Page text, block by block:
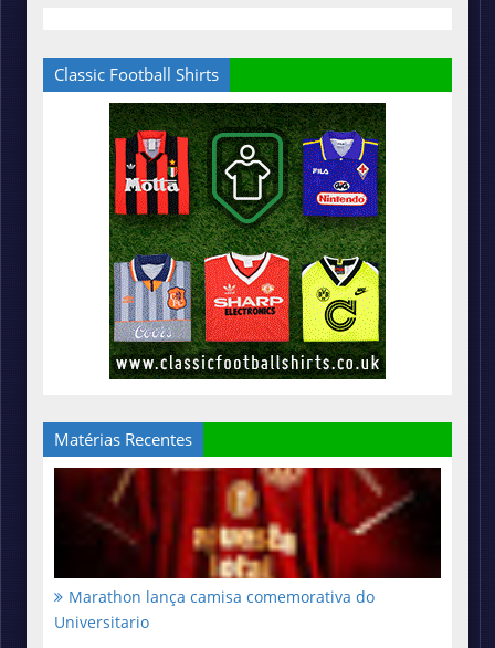
Classic Football Shirts
Matérias Recentes
Marathon lança camisa comemorativa do
Universitario